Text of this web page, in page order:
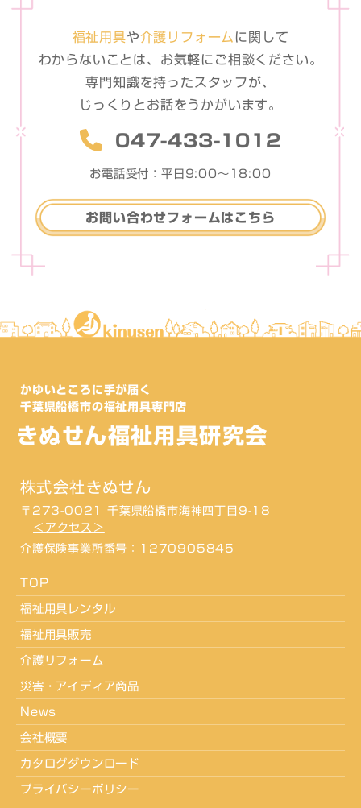
福祉用具や介護リフォーム に関して
わからないことは、お気軽に ご相談ください。
専門知識を持ったスタッフが、
じっくりとお話をうかがいます。
047-433-1012
お電話受付：平日9:00〜18:00
お問い合わせフォームはこちら
かゆいところに手が届く
千葉県船橋市の福祉用具専門店
きぬせん福祉用具研究会
株式会社きぬせん
〒273-0021 千葉県船橋市海神四丁目9-18
＜アクセス＞
介護保険事業所番号：1270905845
TOP
福祉用具レンタル
福祉用具販売
介護リフォーム
災害・アイディア商品
News
会社概要
カタログダウンロード
プライバシーポリシー